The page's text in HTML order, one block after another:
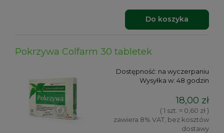
Do koszyka
Pokrzywa Colfarm 30 tabletek
Dostępność: na wyczerpaniu
Wysyłka w: 48 godzin
18,00 zł
( 1 szt. = 0,60 zł )
zawiera 8% VAT, bez kosztów
dostawy